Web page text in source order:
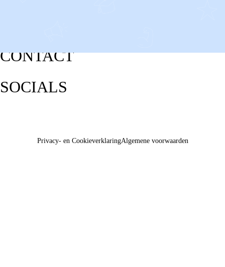
CONTACT
SOCIALS
Privacy- en CookieverklaringAlgemene voorwaarden